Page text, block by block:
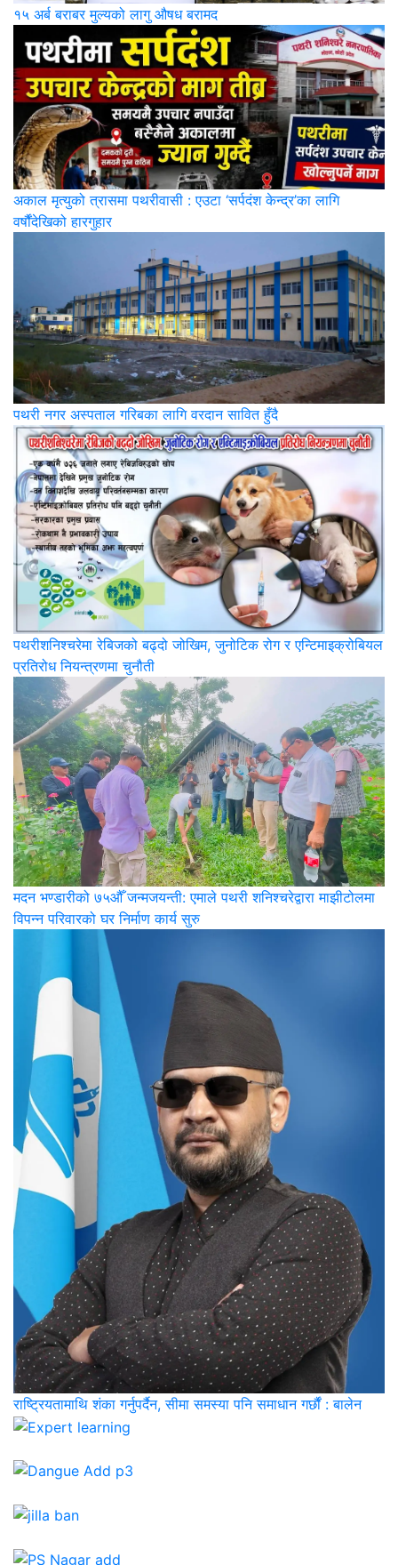
१५ अर्ब बराबर मुल्यको लागु औषध बरामद
अकाल मृत्युको त्रासमा पथरीवासी : एउटा ‘सर्पदंश केन्द्र’का लागि
वर्षौंदेखिको हारगुहार
पथरी नगर अस्पताल गरिबका लागि वरदान सावित हुँदै
पथरीशनिश्‍चरेमा रेबिजको बढ्दो जोखिम, जुनोटिक रोग र एन्टिमाइक्रोबियल
प्रतिरोध नियन्त्रणमा चुनौती
मदन भण्डारीको ७५औँ जन्मजयन्ती: एमाले पथरी शनिश्चरेद्वारा माझीटोलमा
विपन्न परिवारको घर निर्माण कार्य सुरु
राष्ट्रियतामाथि शंका गर्नुपर्दैन, सीमा समस्या पनि समाधान गर्छौं : बालेन